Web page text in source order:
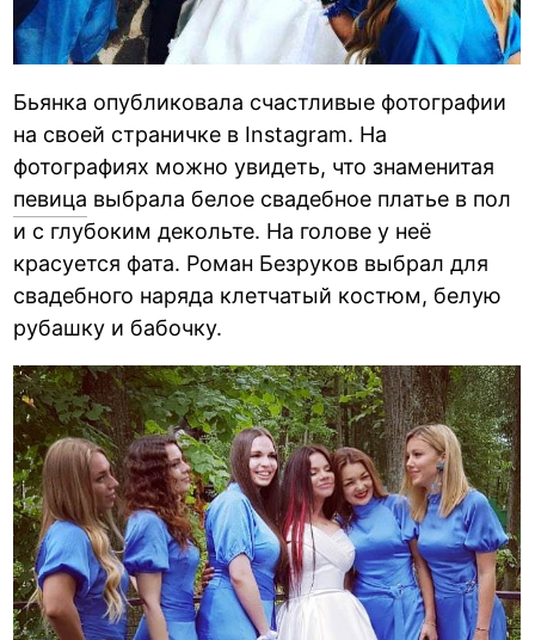
Бьянка опубликовала счастливые фотографии
на своей страничке в Instagram. На
фотографиях можно увидеть, что знаменитая
певица выбрала белое свадебное платье в пол
и с глубоким декольте. На голове у неё
красуется фата. Роман Безруков выбрал для
свадебного наряда клетчатый костюм, белую
рубашку и бабочку.